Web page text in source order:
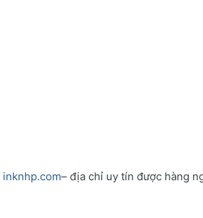
inknhp.com– địa chỉ uy tín được hàng